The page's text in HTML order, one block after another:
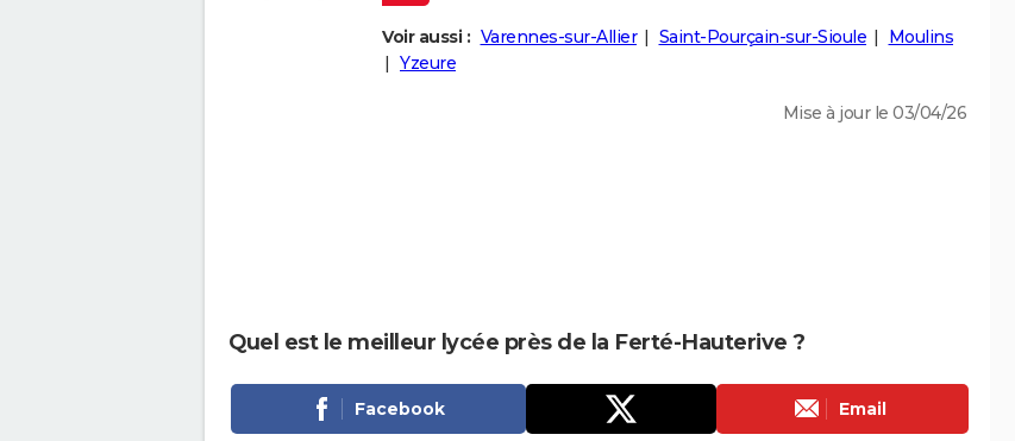
Voir aussi : Varennes-sur-Allier Saint-Pourçain-sur-Sioule
Moulins
Yzeure
Mise à jour le 03/04/26
Quel est le meilleur lycée près de la Ferté-Hauterive ?
Facebook Email